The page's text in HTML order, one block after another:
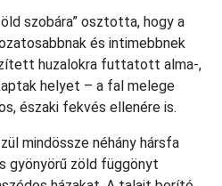
szobára” osztotta, hogy a
és intimebbnek
huzalokra futtatott alma-,
helyet – a fal melege
északi fekvés ellenére is.
mindössze néhány hársfa
gyönyörű zöld függönyt